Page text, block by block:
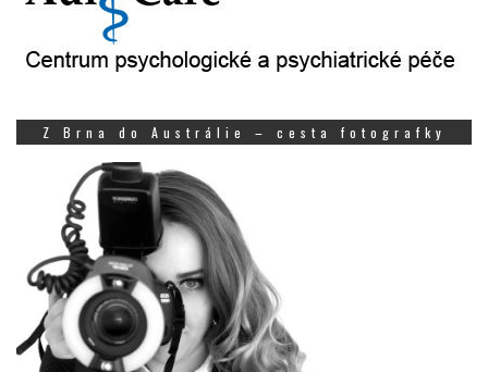
Z Brna do Austrálie – cesta fotografky